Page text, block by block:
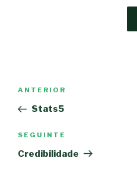
artigos
Conteúdo
anterior
ANTERIOR
Stats5
Conteúdo
seguinte
SEGUINTE
Credibilidade